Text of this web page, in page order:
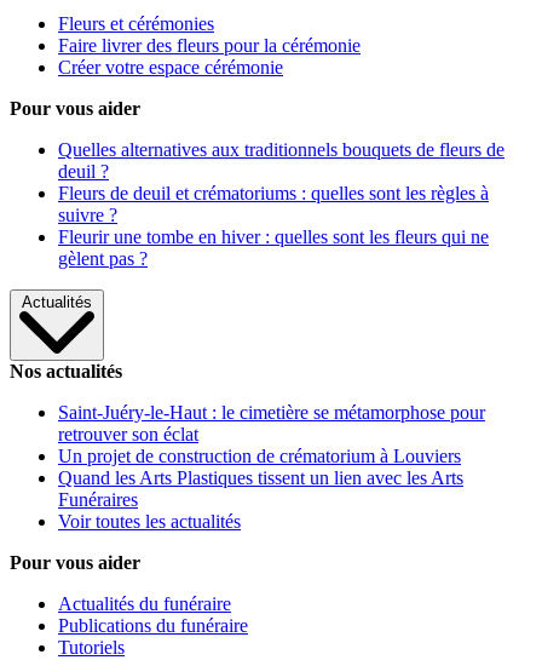
Fleurs et cérémonies
Faire livrer des fleurs pour la cérémonie
Créer votre espace cérémonie
Pour vous aider
Quelles alternatives aux traditionnels bouquets de fleurs de
deuil ?
Fleurs de deuil et crématoriums : quelles sont les règles à
suivre ?
Fleurir une tombe en hiver : quelles sont les fleurs qui ne
gèlent pas ?
Actualités
Nos actualités
Saint-Juéry-le-Haut : le cimetière se métamorphose pour
retrouver son éclat
Un projet de construction de crématorium à Louviers
Quand les Arts Plastiques tissent un lien avec les Arts
Funéraires
Voir toutes les actualités
Pour vous aider
Actualités du funéraire
Publications du funéraire
Tutoriels